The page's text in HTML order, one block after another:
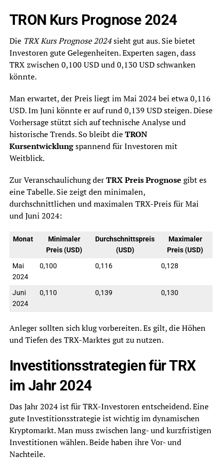
TRON Kurs Prognose 2024
Die TRX Kurs Prognose 2024sieht gut aus. Sie bietet
Investoren gute Gelegenheiten. Experten sagen, dass
TRX zwischen 0,100 USD und 0,130 USD schwanken
könnte.
Man erwartet, der Preis liegt im Mai 2024 bei etwa 0,116
USD. Im Juni könnte er auf rund 0,139 USD steigen. Diese
Vorhersage stützt sich auf technische Analyse und
historische Trends. So bleibt dieTRON
Kursentwicklungspannend für Investoren mit
Weitblick.
Zur Veranschaulichung derTRX Preis Prognose gibt es
eine Tabelle. Sie zeigt den minimalen,
durchschnittlichen und maximalen TRX-Preis für Mai
und Juni 2024:
Monat
Minimaler
Preis (USD)
Durchschnittspreis
(USD)
Maximaler
Preis (USD)
Mai
2024
0,100 0,116 0,128
Juni
2024
0,110 0,139 0,130
Anleger sollten sich klug vorbereiten. Es gilt, die Höhen
und Tiefen des TRX-Marktes gut zu nutzen.
Investitionsstrategien für TRX
im Jahr 2024
Das Jahr 2024 ist für TRX-Investoren entscheidend. Eine
gute Investitionsstrategie ist wichtig im dynamischen
Kryptomarkt. Man muss zwischen lang- und kurzfristigen
Investitionen wählen. Beide haben ihre Vor- und
Nachteile.